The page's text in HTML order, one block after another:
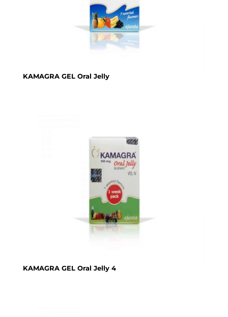
KAMAGRA GEL Oral Jelly
KAMAGRA GEL Oral Jelly 4